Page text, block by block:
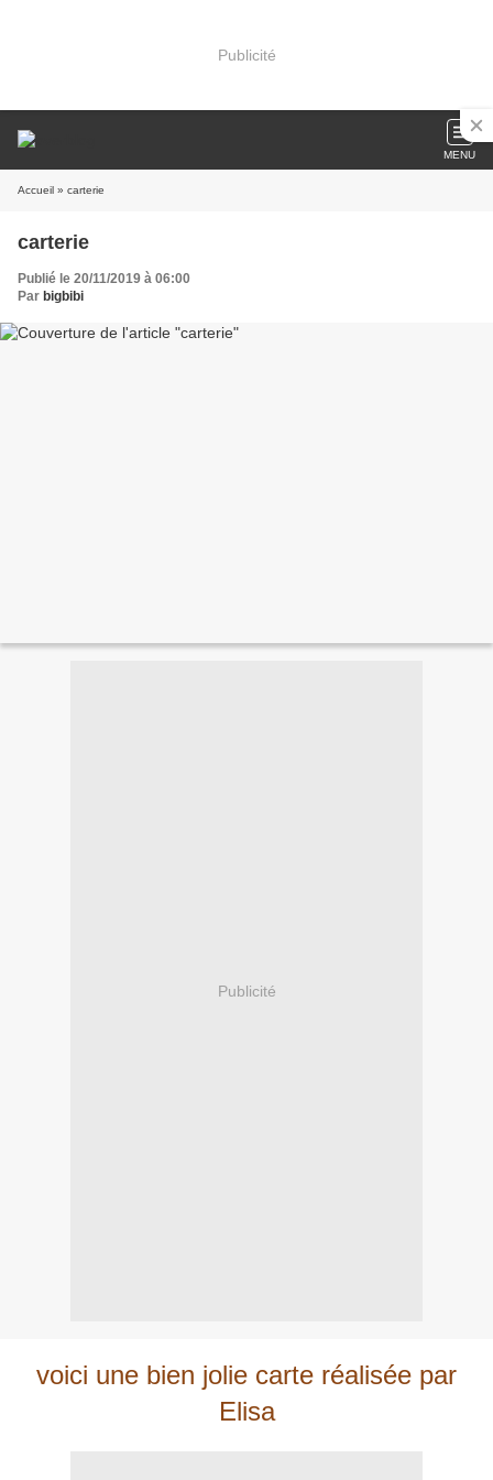
Publicité
MENU
Accueil » carterie
carterie
Publié le 20/11/2019 à 06:00
Par bigbibi
Publicité
voici une bien jolie carte réalisée par
Elisa